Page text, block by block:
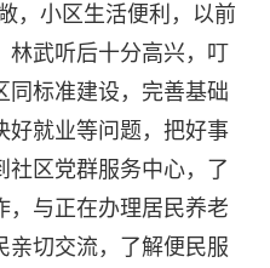
，小区生活便利，以前
林武听后十分高兴，叮
同标准建设，完善基础
好就业等问题，把好事
社区党群服务中心，了
，与正在办理居民养老
亲切交流，了解便民服